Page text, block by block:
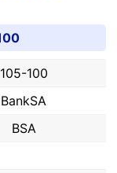
105-100
BankSA
BSA